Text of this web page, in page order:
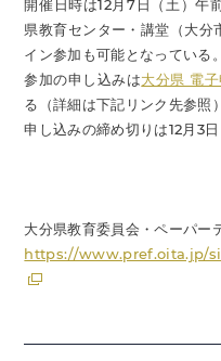
開催日時は12月7日（土）午
県教育センター・講堂（大
イン参加も可能となっている。
参加の申し込みは大分県 電
る（詳細は下記リンク先参照
申し込みの締め切りは12月3日
大分県教育委員会・ペーパー
https://www.pref.oita.jp/